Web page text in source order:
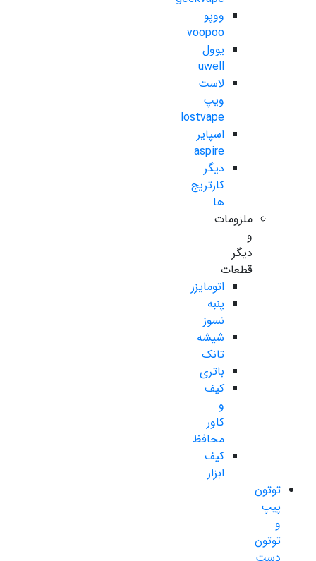
ووپو
voopoo
یوول
uwell
لاست
ویپ
lostvape
اسپایر
aspire
دیگر
کارتریج
ها
ملزومات
و
دیگر
قطعات
اتومایزر
پنبه
نسوز
شیشه
تانک
باتری
کیف
و
کاور
محافظ
کیف
ابزار
توتون
پیپ
و
توتون